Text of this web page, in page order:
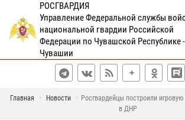
РОСГВАРДИЯ
Управление Федеральной службы
национальной гвардии Российской
Федерации по Чувашской Республике -
Чувашии
Главная Новости
Росгвардейцы построили
в ДНР